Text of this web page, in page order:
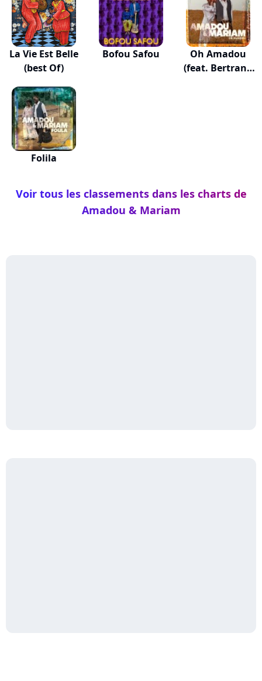
La Vie Est Belle
(best Of)
Bofou Safou
Oh Amadou
(feat. Bertrand
Folila
Voir tous les classements dans les charts de
Amadou & Mariam